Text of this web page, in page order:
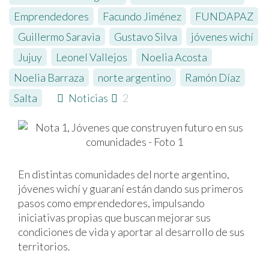
Emprendedores
Facundo Jiménez
FUNDAPAZ
Guillermo Saravia Gustavo Silva
jóvenes wichí
Jujuy Leonel Vallejos Noelia Acosta
Noelia Barraza
norte argentino Ramón Díaz
Salta
Noticias 2
En distintas comunidades del norte argentino,
jóvenes wichí y guaraní están dando sus primeros
pasos como emprendedores, impulsando
iniciativas propias que buscan mejorar sus
condiciones de vida y aportar al desarrollo de sus
territorios.